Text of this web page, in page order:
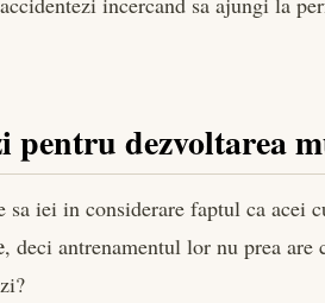
pentru dezvoltarea
sa iei in considerare faptul ca acei
, deci antrenamentul lor nu prea are